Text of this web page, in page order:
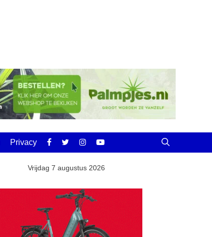
Privacy
Vrijdag 7 augustus 2026